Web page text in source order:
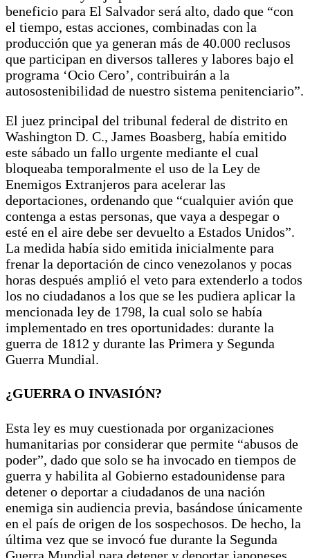
beneficio para El Salvador será alto, dado que “con
el tiempo, estas acciones, combinadas con la
producción que ya generan más de 40.000 reclusos
que participan en diversos talleres y labores bajo el
programa ‘Ocio Cero’, contribuirán a la
autosostenibilidad de nuestro sistema penitenciario”.
El juez principal del tribunal federal de distrito en
Washington D. C., James Boasberg, había emitido
este sábado un fallo urgente mediante el cual
bloqueaba temporalmente el uso de la Ley de
Enemigos Extranjeros para acelerar las
deportaciones, ordenando que “cualquier avión que
contenga a estas personas, que vaya a despegar o
esté en el aire debe ser devuelto a Estados Unidos”.
La medida había sido emitida inicialmente para
frenar la deportación de cinco venezolanos y pocas
horas después amplió el veto para extenderlo a todos
los no ciudadanos a los que se les pudiera aplicar la
mencionada ley de 1798, la cual solo se había
implementado en tres oportunidades: durante la
guerra de 1812 y durante las Primera y Segunda
Guerra Mundial.
¿GUERRA O INVASIÓN?
Esta ley es muy cuestionada por organizaciones
humanitarias por considerar que permite “abusos de
poder”, dado que solo se ha invocado en tiempos de
guerra y habilita al Gobierno estadounidense para
detener o deportar a ciudadanos de una nación
enemiga sin audiencia previa, basándose únicamente
en el país de origen de los sospechosos. De hecho, la
última vez que se invocó fue durante la Segunda